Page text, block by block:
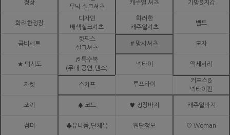
정장
무늬 실크셔츠
캐주얼 셔츠 가방&지갑
화려한정장
디자인
배색실크셔츠
화려한
캐주얼셔츠
벨트
콤비세트
핫픽스
실크셔츠
# 망사셔츠 모자
★ 턱시도
♬ 특수복
(무대.공연,댄스)
넥타이 액세서리
자켓 스카프 루프타이
커프스&
넥타이핀
조끼 ♠ 코트 ♥ 정장바지 캐주얼바지
점퍼 ♣유니폼,단체복 원단정보 ♡ Woman